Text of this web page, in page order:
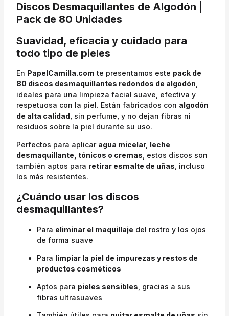
Discos Desmaquillantes de Algodón |
Pack de 80 Unidades
Suavidad, eficacia y cuidado para
todo tipo de pieles
En PapelCamilla.com te presentamos este pack de
80 discos desmaquillantes redondos de algodón,
ideales para una limpieza facial suave, efectiva y
respetuosa con la piel. Están fabricados con algodón
de alta calidad , sin perfume, y no dejan fibras ni
residuos sobre la piel durante su uso.
Perfectos para aplicar agua micelar, leche
desmaquillante, tónicos o cremas, estos discos son
también aptos para retirar esmalte de uñas, incluso
los más resistentes.
¿Cuándo usar los discos
desmaquillantes?
Para eliminar el maquillaje del rostro y los ojos
de forma suave
Para limpiar la piel de impurezas y restos de
productos cosméticos
Aptos para pieles sensibles , gracias a sus
fibras ultrasuaves